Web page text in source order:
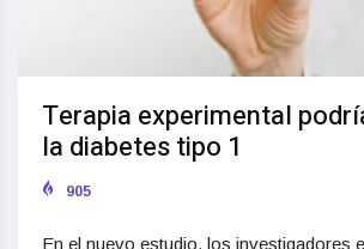
Terapia experimental
la diabetes tipo 1
905
En el nuevo estudio, los investigadores